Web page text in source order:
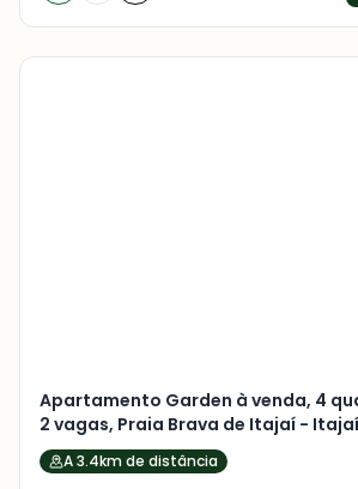
Apartamento Garden à venda, 4
2 vagas, Praia Brava de Itajaí -
A 3.4km de distância